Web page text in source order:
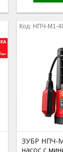
НПЧ-М1-
ЗУБР НПЧ-
насос с